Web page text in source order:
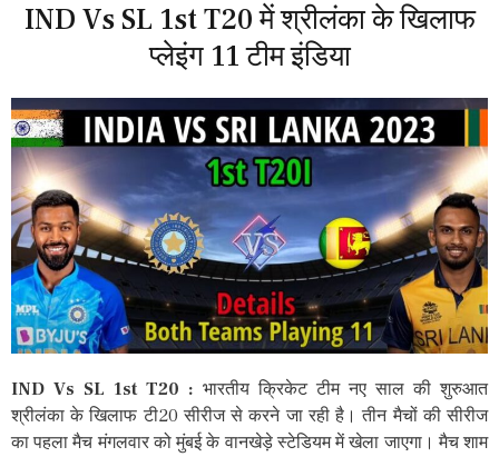
IND Vs SL 1st T20 में श्रीलंका के खिलाफ
प्लेइंग 11 टीम इंडिया
IND Vs SL 1st T20 : भारतीय क्रिकेट टीम नए साल की शुरुआत
श्रीलंका के खिलाफ टी20 सीरीज से करने जा रही है। तीन मैचों की सीरीज
का पहला मैच मंगलवार को मुंबई के वानखेड़े स्टेडियम में खेला जाएगा। मैच शाम